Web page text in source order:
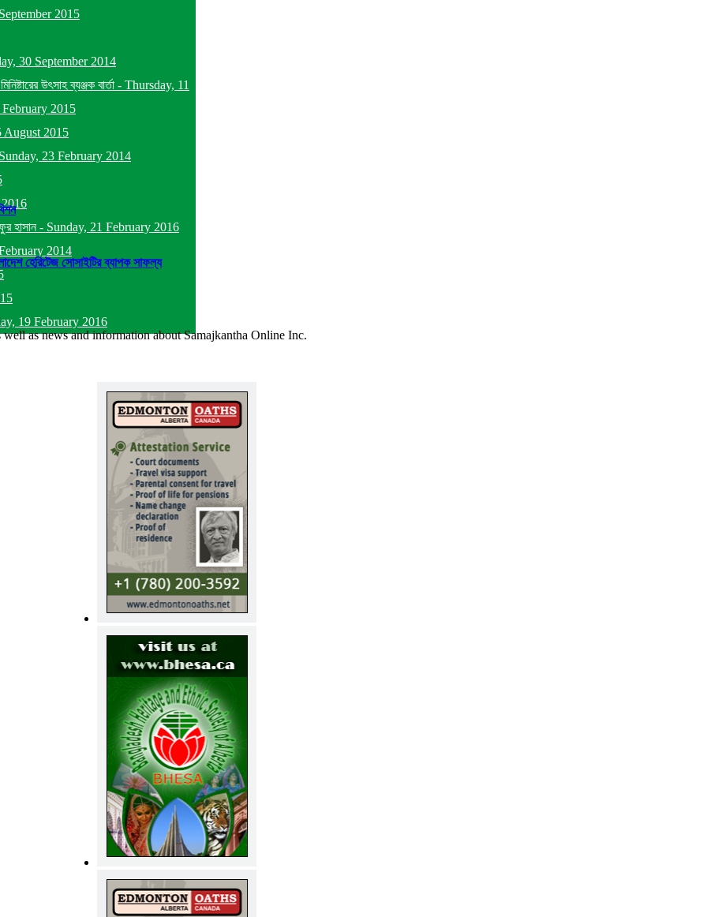
2015
30 September 2014
উৎসাহ ব্যঞ্জক বার্তা - Thursday, 11
2015
August 2015
Sunday, 23 February 2014
হাসান- Sunday, 21 February 2016
2014
19 February 2016
হেরিটেজ সোসাইটির ব্যাপক সাফল্য
as news and information about Samajkantha Online Inc.